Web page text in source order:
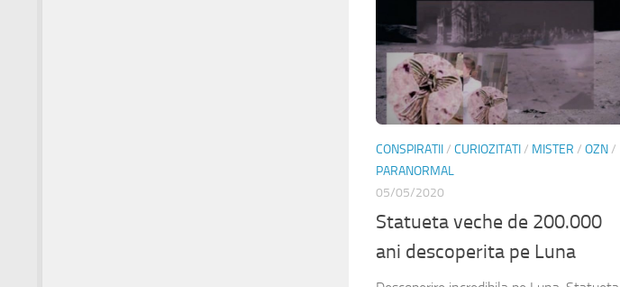
CONSPIRATII/ CURIOZITATI/ MISTER / OZN/
PARANORMAL
05/05/2020
Statueta veche de 200.000
ani descoperita pe Luna